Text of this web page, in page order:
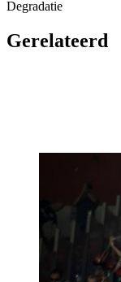
Degradatie
Gerelateerd